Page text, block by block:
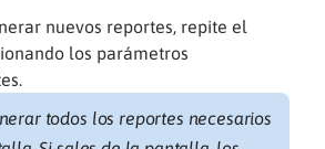
nuevos reportes, repite el
los parámetros
todos los reportes necesarios